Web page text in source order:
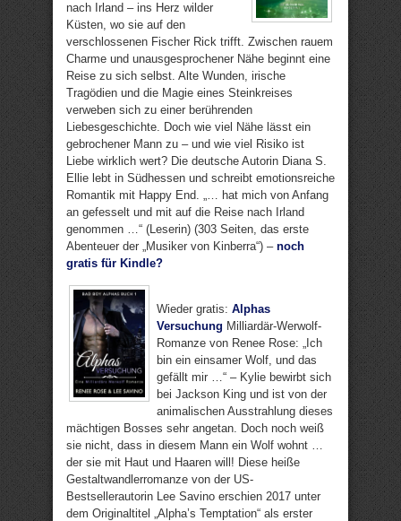
nach Irland – ins Herz wilder
Küsten, wo sie auf den
verschlossenen Fischer Rick trifft. Zwischen rauem
Charme und unausgesprochener Nähe beginnt eine
Reise zu sich selbst. Alte Wunden, irische
Tragödien und die Magie eines Steinkreises
verweben sich zu einer berührenden
Liebesgeschichte. Doch wie viel Nähe lässt ein
gebrochener Mann zu – und wie viel Risiko ist
Liebe wirklich wert? Die deutsche Autorin Diana S.
Ellie lebt in Südhessen und schreibt emotionsreiche
Romantik mit Happy End. „… hat mich von Anfang
an gefesselt und mit auf die Reise nach Irland
genommen …“ (Leserin) (303 Seiten, das erste
Abenteuer der „Musiker von Kinberra“) – noch
gratis für Kindle?
Wieder gratis: Alphas
Versuchung Milliardär-Werwolf-
Romanze von Renee Rose: „Ich
bin ein einsamer Wolf, und das
gefällt mir …“ – Kylie bewirbt sich
bei Jackson King und ist von der
animalischen Ausstrahlung dieses
mächtigen Bosses sehr angetan. Doch noch weiß
sie nicht, dass in diesem Mann ein Wolf wohnt …
der sie mit Haut und Haaren will! Diese heiße
Gestaltwandlerromanze von der US-
Bestsellerautorin Lee Savino erschien 2017 unter
dem Originaltitel „Alpha’s Temptation“ als erster